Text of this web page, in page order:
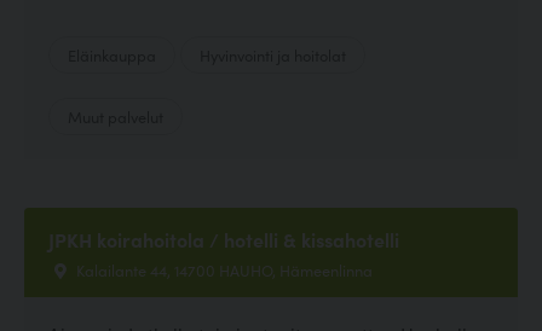
JPKH koirahoitola / hotelli & kissahotelli
Kalailante 44, 14700 HAUHO, Hämeenlinna